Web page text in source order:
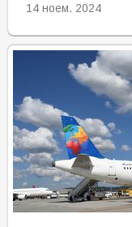
14 ноем. 2024